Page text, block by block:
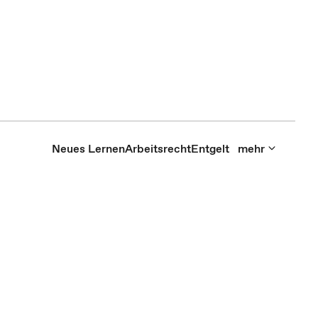
Neues LernenArbeitsrechtEntgelt mehr